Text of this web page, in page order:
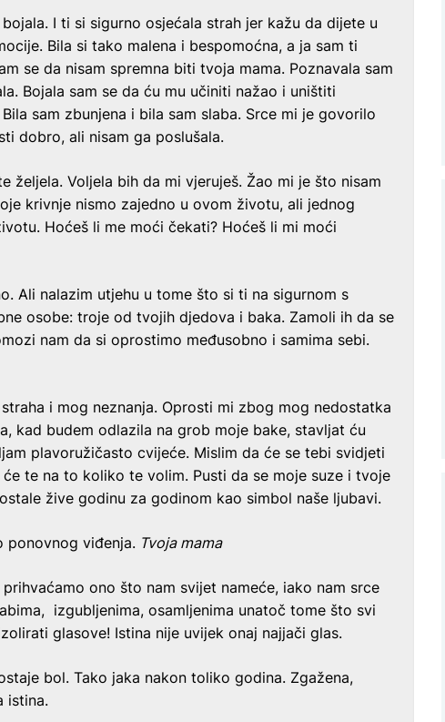
I ti si sigurno osjećala strah jer kažu da dijete u
Bila si tako malena i bespomoćna, a ja sam ti
se da nisam spremna biti tvoja mama. Poznavala sam
Bojala sam se da ću mu učiniti nažao i uništiti
sam zbunjena i bila sam slaba. Srce mi je govorilo
dobro, ali nisam ga poslušala.
željela. Voljela bih da mi vjeruješ. Žao mi je što nisam
krivnje nismo zajedno u ovom životu, ali jednog
Hoćeš li me moći čekati? Hoćeš li mi moći
Ali nalazim utjehu u tome što si ti na sigurnom s
osobe: troje od tvojih djedova i baka. Zamoli ih da se
nam da si oprostimo međusobno i samima sebi.
i mog neznanja. Oprosti mi zbog mog nedostatka
kad budem odlazila na grob moje bake, stavljat ću
plavoružičasto cvijeće. Mislim da će se tebi svidjeti
te na to koliko te volim. Pusti da se moje suze i tvoje
žive godinu za godinom kao simbol naše ljubavi.
ponovnog viđenja. Tvoja mama
ono što nam svijet nameće, iako nam srce
izgubljenima, osamljenima unatoč tome što svi
glasove! Istina nije uvijek onaj najjači glas.
bol. Tako jaka nakon toliko godina. Zgažena,
istina.